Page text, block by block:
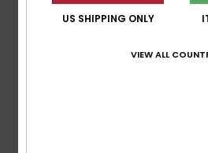
US SHIPPING ONLY
VIEW ALL